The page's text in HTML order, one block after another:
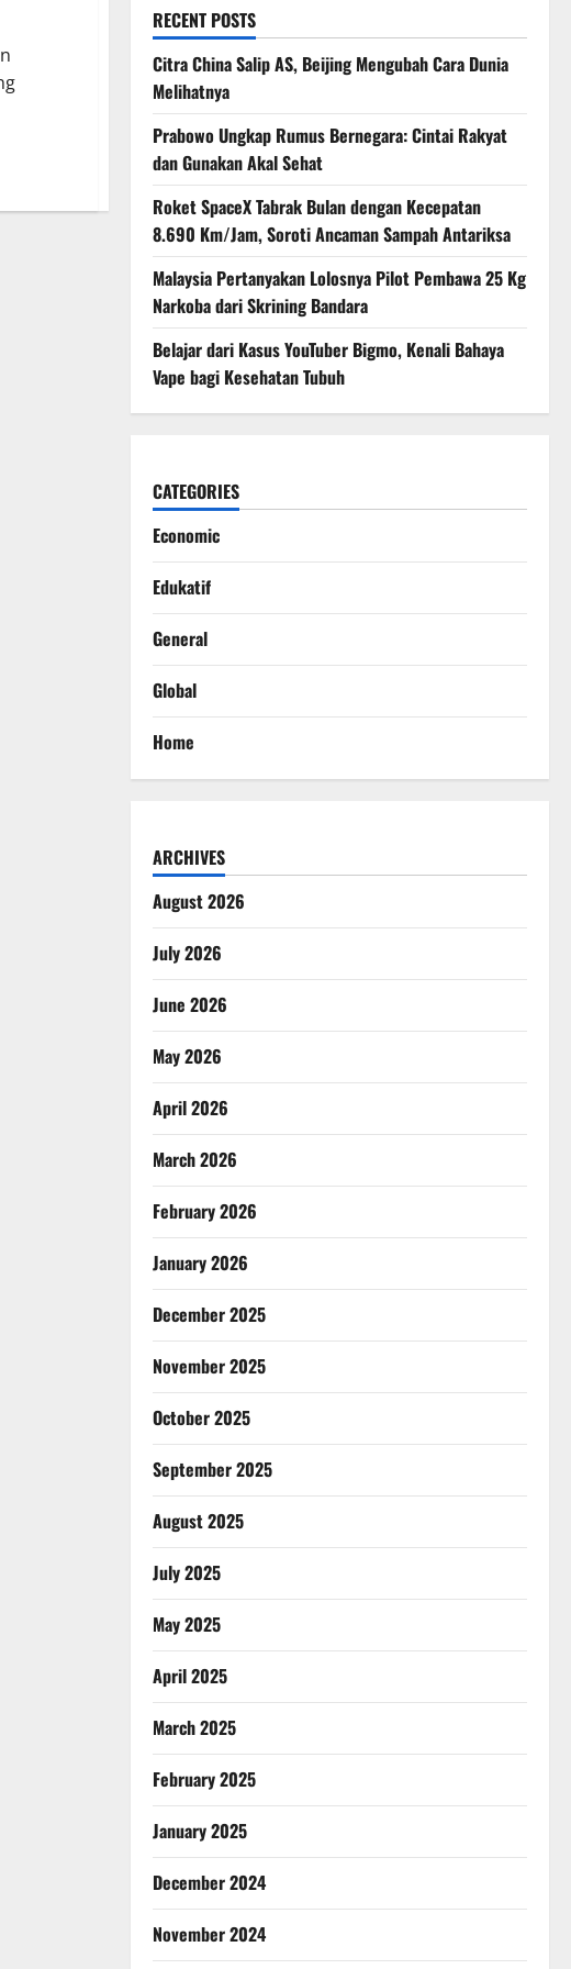
RECENT POSTS
Citra China Salip AS, Beijing Mengubah Cara Dunia
Melihatnya
Prabowo Ungkap Rumus Bernegara: Cintai Rakyat
dan Gunakan Akal Sehat
Roket SpaceX Tabrak Bulan dengan Kecepatan
8.690 Km/Jam, Soroti Ancaman Sampah Antariksa
Malaysia Pertanyakan Lolosnya Pilot Pembawa 25 Kg
Narkoba dari Skrining Bandara
Belajar dari Kasus YouTuber Bigmo, Kenali Bahaya
Vape bagi Kesehatan Tubuh
CATEGORIES
Economic
Edukatif
General
Global
Home
ARCHIVES
August 2026
July 2026
June 2026
May 2026
April 2026
March 2026
February 2026
January 2026
December 2025
November 2025
October 2025
September 2025
August 2025
July 2025
May 2025
April 2025
March 2025
February 2025
January 2025
December 2024
November 2024